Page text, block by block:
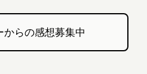
からの感想募集中